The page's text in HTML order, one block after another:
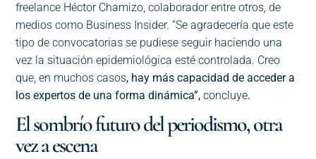
freelance Héctor Chamizo, colaborador entre otros, de
medios como Business Insider. “Se agradecería que este
tipo de convocatorias se pudiese seguir haciendo una
vez la situación epidemiológica esté controlada. Creo
que, en muchos casos, hay más capacidad de acceder a
los expertos de una forma dinámica”, concluye.
El sombrío futuro del periodismo, otra
vez a escena